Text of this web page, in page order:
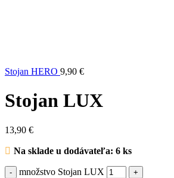
Stojan HERO 9,90 €
Stojan LUX
13,90 €
Na sklade u dodávateľa: 6 ks
množstvo Stojan LUX